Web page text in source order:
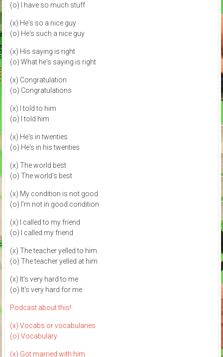
(o) I have so much stuff
(x) He's so a nice guy
(o) He's such a nice guy
(x) His saying is right
(o) What he's saying is right
(x) Congratulation
(o) Congratulations
(x) I told to him
(o) I told him
(x) He's in twenties
(o) He's in his twenties
(x) The world best
(o) The world's best
(x) My condition is not good
(o) I'm not in good condition
(x) I called to my friend
(o) I called my friend
(x) The teacher yelled to him
(o) The teacher yelled at him
(x) It's very hard to me
(o) It's very hard for me
Podcast about this!
(x) Vocabs or vocabularies
(o) Vocabulary
(x) Got married with him